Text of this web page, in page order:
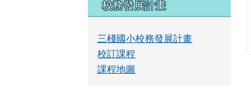
校務發展計畫
三棧國小校務發展計畫
校訂課程
課程地圖